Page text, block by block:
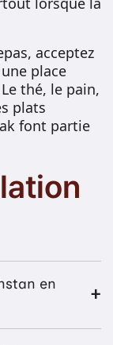
acceptez
place
thé, le pain,
plats
font partie
en